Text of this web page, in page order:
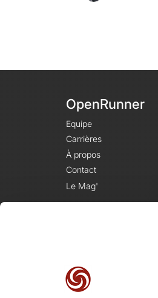
OpenRunner
Equipe
Carrières
À propos
Contact
Le Mag'